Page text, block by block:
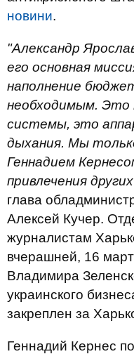
новини.
"Александр
его основная
наполнение
необходимым.
системы, это
дыхания. Мы
Геннадием
привлечения
глава
Алексей Кучер.
журналистам
вчерашней, 16
Владимира
украинского
закреплен за
Геннадий Кернес